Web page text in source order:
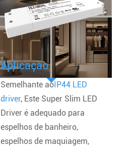
Aplicação
Semelhante ao IP44 LED
driver, Este Super Slim LED
Driver é adequado para
espelhos de banheiro,
espelhos de maquiagem,